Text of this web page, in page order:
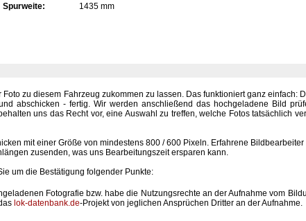
Spurweite: 1435 mm
zu diesem Fahrzeug zukommen zu lassen. Das funktioniert ganz einfach:
abschicken - fertig. Wir werden anschließend das hochgeladene Bild
uns das Recht vor, eine Auswahl zu treffen, welche Fotos tatsächlich
mit einer Größe von mindestens 800 / 600 Pixeln. Erfahrene Bildbearbeiter
zusenden, was uns Bearbeitungszeit ersparen kann.
um die Bestätigung folgender Punkte:
Fotografie bzw. habe die Nutzungsrechte an der Aufnahme vom
lok-datenbank.de-Projekt von jeglichen Ansprüchen Dritter an der Aufnahme.